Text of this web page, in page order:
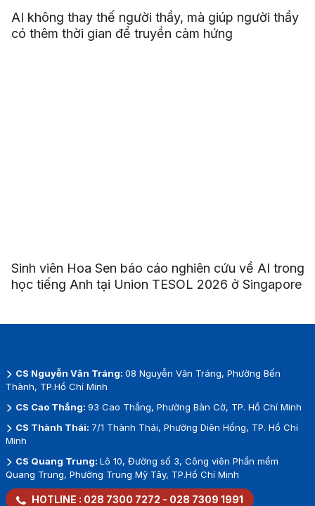
AI không thay thế người thầy, mà giúp người thầy
có thêm thời gian để truyền cảm hứng
Sinh viên Hoa Sen báo cáo nghiên cứu về AI trong
học tiếng Anh tại Union TESOL 2026 ở Singapore
CS Nguyễn Văn Tráng: 08 Nguyễn Văn Tráng, Phường Bến
Thành, TP.Hồ Chí Minh
CS Cao Thắng: 93 Cao Thắng, Phường Bàn Cờ, TP. Hồ Chí Minh
CS Thành Thái: 7/1 Thành Thái, Phường Diên Hồng, TP. Hồ Chí
Minh
CS Quang Trung: Lô 10, Đường số 3, Công viên Phần mềm
Quang Trung, Phường Trung Mỹ Tây, TP.Hồ Chí Minh
HOTLINE : 028 7300 7272 - 028 7309 1991